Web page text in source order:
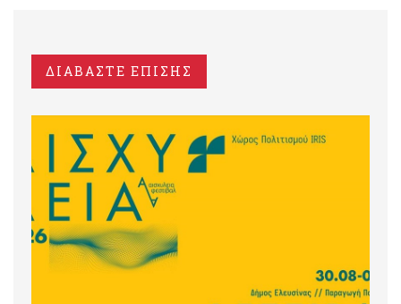
ΔΙΑΒΑΣΤΕ ΕΠΙΣΗΣ